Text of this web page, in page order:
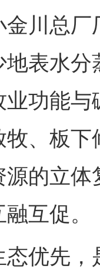
川总
表水
功能与
牧、板
的立
互促。
先，